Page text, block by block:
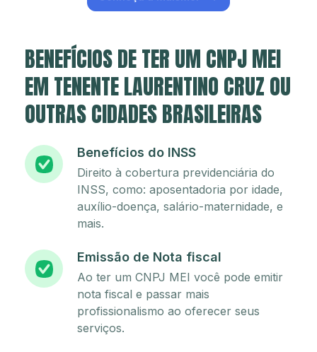
BENEFÍCIOS DE TER UM CNPJ MEI
EM TENENTE LAURENTINO CRUZ OU
OUTRAS CIDADES BRASILEIRAS
Benefícios do INSS
Direito à cobertura previdenciária do
INSS, como: aposentadoria por idade,
auxílio-doença, salário-maternidade, e
mais.
Emissão de Nota fiscal
Ao ter um CNPJ MEI você pode emitir
nota fiscal e passar mais
profissionalismo ao oferecer seus
serviços.